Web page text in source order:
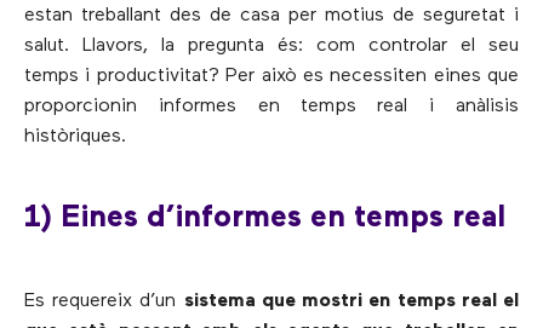
estan treballant des de casa per motius de seguretat i
salut. Llavors, la pregunta és: com controlar el seu
temps i productivitat? Per això es necessiten eines que
proporcionin informes en temps real i anàlisis
històriques.
1) Eines d’informes en temps real
Es requereix d’un sistema que mostri en temps real el